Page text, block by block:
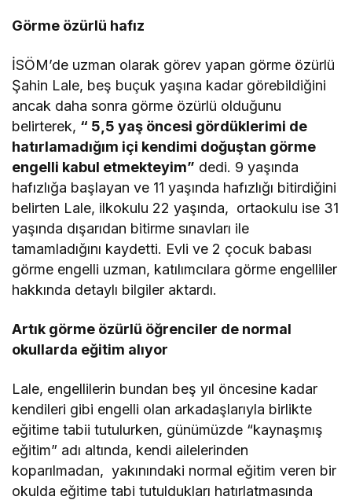
Görme özürlü hafız
İSÖM’de uzman olarak görev yapan görme özürlü
Şahin Lale, beş buçuk yaşına kadar görebildiğini
ancak daha sonra görme özürlü olduğunu
belirterek, “ 5,5 yaş öncesi gördüklerimi de
hatırlamadığım içi kendimi doğuştan görme
engelli kabul etmekteyim” dedi. 9 yaşında
hafızlığa başlayan ve 11 yaşında hafızlığı bitirdiğini
belirten Lale, ilkokulu 22 yaşında, ortaokulu ise 31
yaşında dışarıdan bitirme sınavları ile
tamamladığını kaydetti. Evli ve 2 çocuk babası
görme engelli uzman, katılımcılara görme engelliler
hakkında detaylı bilgiler aktardı.
Artık görme özürlü öğrenciler de normal
okullarda eğitim alıyor
Lale, engellilerin bundan beş yıl öncesine kadar
kendileri gibi engelli olan arkadaşlarıyla birlikte
eğitime tabii tutulurken, günümüzde “kaynaşmış
eğitim” adı altında, kendi ailelerinden
koparılmadan, yakınındaki normal eğitim veren bir
okulda eğitime tabi tutuldukları hatırlatmasında